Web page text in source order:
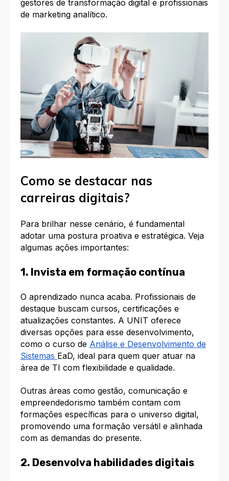
gestores de transformação digital e profissionais
de marketing analítico.
Como se destacar nas
carreiras digitais?
Para brilhar nesse cenário, é fundamental
adotar uma postura proativa e estratégica. Veja
algumas ações importantes:
1. Invista em formação contínua
O aprendizado nunca acaba. Profissionais de
destaque buscam cursos, certificações e
atualizações constantes. A UNIT oferece
diversas opções para esse desenvolvimento,
como o curso de Análise e Desenvolvimento de
Sistemas EaD, ideal para quem quer atuar na
área de TI com flexibilidade e qualidade.
Outras áreas como gestão, comunicação e
empreendedorismo também contam com
formações específicas para o universo digital,
promovendo uma formação versátil e alinhada
com as demandas do presente.
2. Desenvolva habilidades digitais